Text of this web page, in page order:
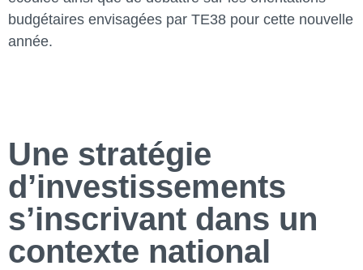
budgétaires envisagées par TE38 pour cette nouvelle
année.
Une stratégie
d’investissements
s’inscrivant dans un
contexte national